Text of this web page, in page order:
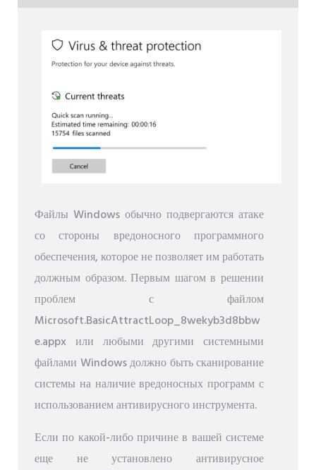
Файлы Windows обычно подвергаются атаке
со стороны вредоносного программного
обеспечения, которое не позволяет им работать
должным образом. Первым шагом в решении
проблем с файлом
Microsoft.BasicAttractLoop_8wekyb3d8bbw
e.appx или любыми другими системными
файлами Windows должно быть сканирование
системы на наличие вредоносных программ с
использованием антивирусного инструмента.
Если по какой-либо причине в вашей системе
еще не установлено антивирусное